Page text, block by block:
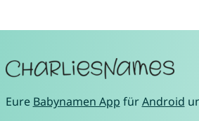
Eure Babynamen App fürAndroid